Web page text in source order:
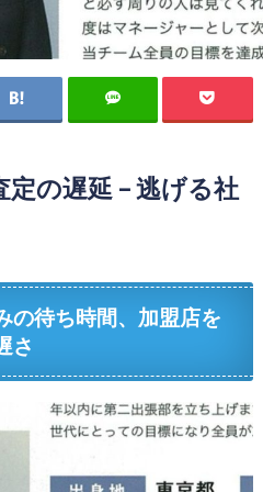
の遅延 – 逃げる社
の待ち時間、加盟店を
さ